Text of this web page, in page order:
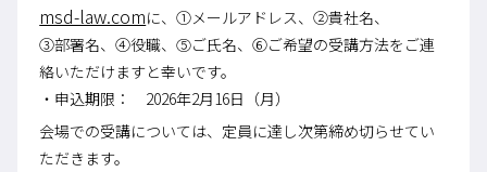
msd-law.comに、①メールアドレス、②貴社名、
③部署名、④役職、⑤ご氏名、⑥ご希望の受講方法をご連
絡いただけますと幸いです。
・申込期限： 2026年2月16日（月）
会場での受講については、定員に達し次第締め切らせてい
ただきます。